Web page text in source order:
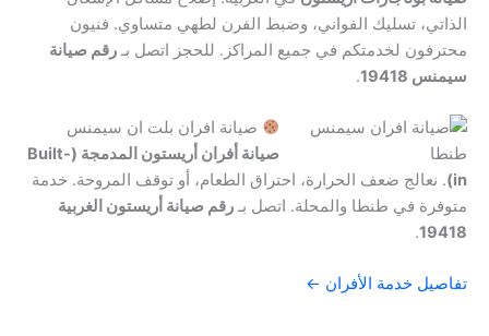
الذاتي، تسليك الفواني، وضبط الفرن لطهي متساوي. فنيون
محترفون لخدمتكم في جميع المراكز. للحجز اتصل بـ رقم صيانة
سيمنس 19418
.
صيانة افران بلت ان سيمنس
صيانة أفران أريستون المدمجة (Built-
in) . نعالج ضعف الحرارة، احتراق الطعام، أو توقف المروحة. خدمة
متوفرة في طنطا والمحلة. اتصل بـ رقم صيانة أريستون الغربية
19418
.
تفاصيل خدمة الأفران ←